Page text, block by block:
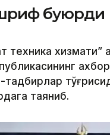
буюрди
техника хизмати”
тадбирлар
таяниб.